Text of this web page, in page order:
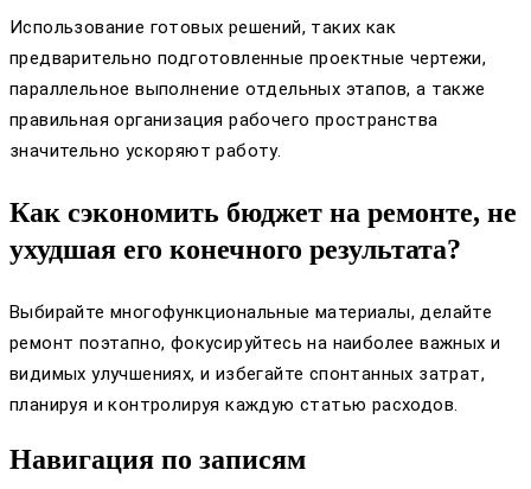
Использование готовых решений, таких как
предварительно подготовленные проектные чертежи,
параллельное выполнение отдельных этапов, а также
правильная организация рабочего пространства
значительно ускоряют работу.
Как сэкономить бюджет на ремонте, не
ухудшая его конечного результата?
Выбирайте многофункциональные материалы, делайте
ремонт поэтапно, фокусируйтесь на наиболее важных и
видимых улучшениях, и избегайте спонтанных затрат,
планируя и контролируя каждую статью расходов.
Навигация по записям